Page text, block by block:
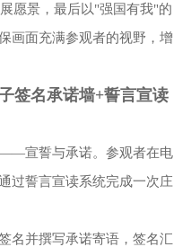
愿景，最后以"强国有我"的
画面充满参观者的视野，增
签名承诺墙+誓言宣读
宣誓与承诺。参观者在电
过誓言宣读系统完成一次庄
名并撰写承诺寄语，签名汇